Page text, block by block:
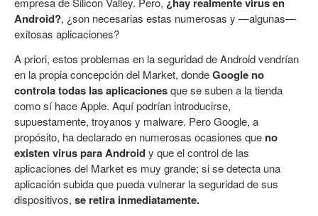
Android?, ¿son necesarias estas numerosas y —algunas—
exitosas aplicaciones?
A priori, estos problemas en la seguridad de Android vendrían
en la propia concepción del Market, dondeGoogle no
controla todas las aplicacionesque se suben a la tienda
como sí hace Apple. Aquí podrían introducirse,
supuestamente, troyanos y malware. Pero Google, a
propósito, ha declarado en numerosas ocasiones que no
existen virus para Androidy que el control de las
aplicaciones del Market es muy grande; si se detecta una
aplicación subida que pueda vulnerar la seguridad de sus
dispositivos, se retira inmediatamente.